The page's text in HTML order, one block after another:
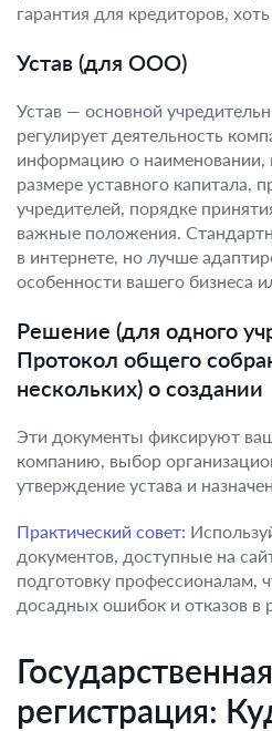
гарантия для кредиторов,
Устав (для ООО)
Устав — основной
регулирует деятельность
информацию о наименовании,
размере уставного капитала,
учредителей, порядке
важные положения.
в интернете, но лучше
особенности вашего бизнеса
Решение (для одного
Протокол общего
нескольких) о создании
Эти документы фиксируют
компанию, выбор
утверждение устава и
Практический совет:
документов, доступные на
подготовку профессионалам,
досадных ошибок и отказов в
Государственная
регистрация: